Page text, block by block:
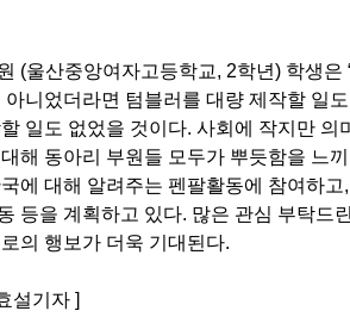
(울산중앙여자고등학교, 2학년) 학생은
아니었더라면 텀블러를 대량 제작할 일도
일도 없었을 것이다. 사회에 작지만 의
해 동아리 부원들 모두가 뿌듯함을 느
에 대해 알려주는 펜팔활동에 참여하고,
등을 계획하고 있다. 많은 관심 부탁드
의 행보가 더욱 기대된다.
설기자 ]